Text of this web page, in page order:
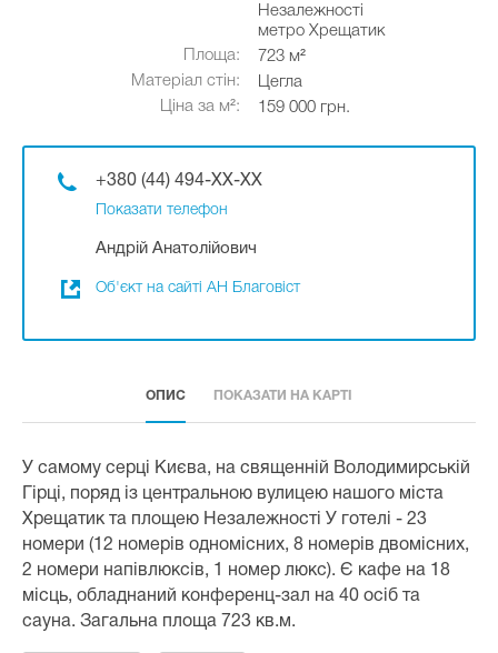
Незалежності
метро Хрещатик
Площа:
723 м²
Матеріал стін:
Цегла
Ціна за м²:
159 000 грн.
+380 (44) 494-XX-XX
Показати телефон
Андрій Анатолійович
Об'єкт на сайті АН Благовіст
ОПИС ПОКАЗАТИ НА КАРТІ
У самому серці Києва, на священній Володимирській
Гірці, поряд із центральною вулицею нашого міста
Хрещатик та площею Незалежності У готелі - 23
номери (12 номерів одномісних, 8 номерів двомісних,
2 номери напівлюксів, 1 номер люкс). Є кафе на 18
місць, обладнаний конференц-зал на 40 осіб та
сауна. Загальна площа 723 кв.м.